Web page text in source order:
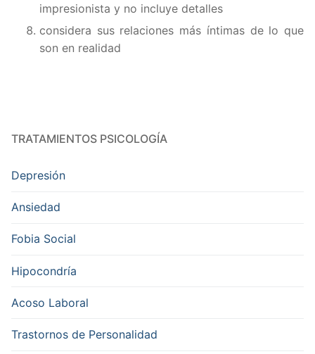
impresionista y no incluye detalles
considera sus relaciones más íntimas de lo que
son en realidad
TRATAMIENTOS PSICOLOGÍA
Depresión
Ansiedad
Fobia Social
Hipocondría
Acoso Laboral
Trastornos de Personalidad